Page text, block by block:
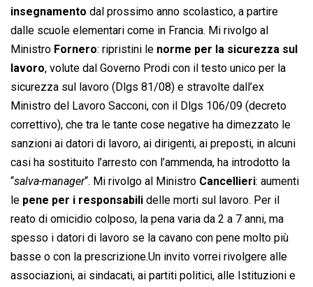
insegnamento dal prossimo anno scolastico, a partire
dalle scuole elementari come in Francia. Mi rivolgo al
Ministro Fornero: ripristini le norme per la sicurezza sul
lavoro, volute dal Governo Prodi con il testo unico per la
sicurezza sul lavoro (Dlgs 81/08) e stravolte dall’ex
Ministro del Lavoro Sacconi, con il Dlgs 106/09 (decreto
correttivo), che tra le tante cose negative ha dimezzato le
sanzioni ai datori di lavoro, ai dirigenti, ai preposti, in alcuni
casi ha sostituito l’arresto con l’ammenda, ha introdotto la
“salva-manager“. Mi rivolgo al Ministro Cancellieri: aumenti
le pene per i responsabili delle morti sul lavoro. Per il
reato di omicidio colposo, la pena varia da 2 a 7 anni, ma
spesso i datori di lavoro se la cavano con pene molto più
basse o con la prescrizione.Un invito vorrei rivolgere alle
associazioni, ai sindacati, ai partiti politici, alle Istituzioni e